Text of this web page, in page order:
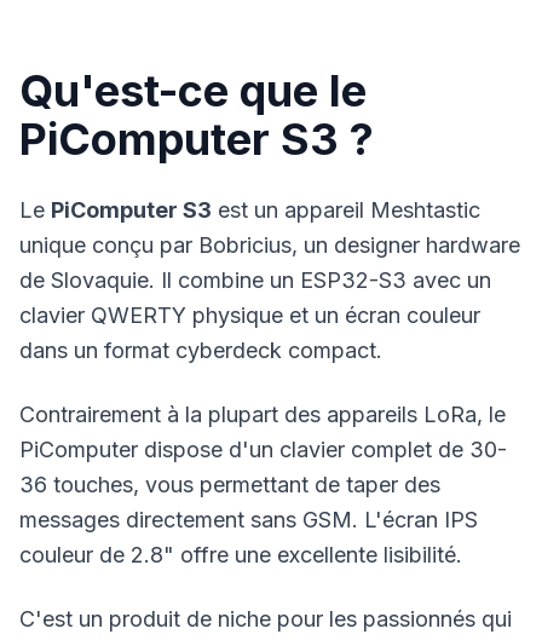
Qu'est-ce que le
PiComputer S3 ?
Le PiComputer S3 est un appareil Meshtastic
unique conçu par Bobricius, un designer hardware
de Slovaquie. Il combine un ESP32-S3 avec un
clavier QWERTY physique et un écran couleur
dans un format cyberdeck compact.
Contrairement à la plupart des appareils LoRa, le
PiComputer dispose d'un clavier complet de 30-
36 touches, vous permettant de taper des
messages directement sans GSM. L'écran IPS
couleur de 2.8" offre une excellente lisibilité.
C'est un produit de niche pour les passionnés qui